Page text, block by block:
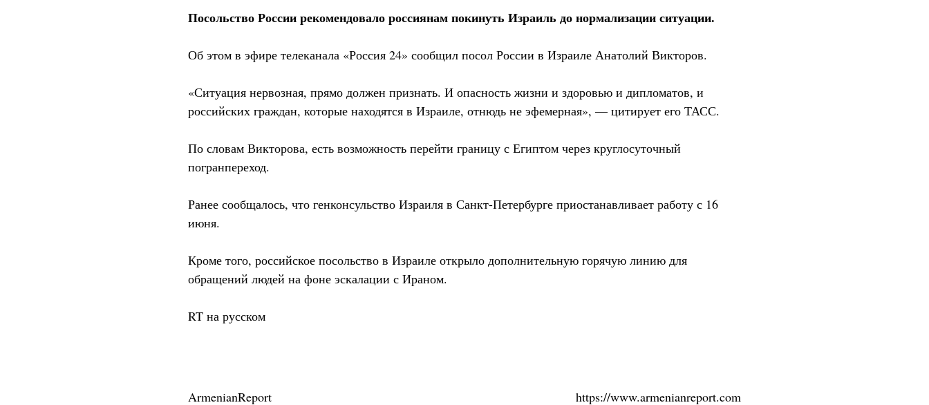
Посольство России рекомендовало россиянам покинуть Израиль до нормализации ситуации.
Об этом в эфире телеканала «Россия 24» сообщил посол России в Израиле Анатолий Викторов.
«Ситуация нервозная, прямо должен признать. И опасность жизни и здоровью и дипломатов, и
российских граждан, которые находятся в Израиле, отнюдь не эфемерная», — цитирует его ТАСС.
По словам Викторова, есть возможность перейти границу с Египтом через круглосуточный
погранпереход.
Ранее сообщалось, что генконсульство Израиля в Санкт-Петербурге приостанавливает работу с 16
июня.
Кроме того, российское посольство в Израиле открыло дополнительную горячую линию для
обращений людей на фоне эскалации с Ираном.
RT на русском
ArmenianReport https://www.armenianreport.com